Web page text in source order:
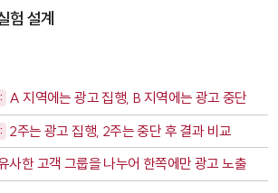
험 설계
A 지역에는 광고 집행, B 지역에는 광고 중단
2주는 광고 집행, 2주는 중단 후 결과 비교
사한 고객 그룹을 나누어 한쪽에만 광고 노출